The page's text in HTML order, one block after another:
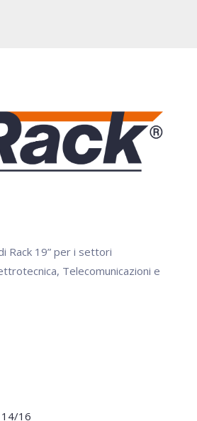
Rack 19” per i settori
Telecomunicazioni e
14/16